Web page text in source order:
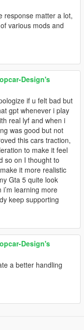
response matter a lot,
various mods and
Design's
if u felt bad but
gpt whenever i play
real lyf and when i
was good but not
this cars traction,
to make it feel
so on I thought to
it more realistic
Gta 5 quite look
learning more
keep supporting
Design's
a better handling